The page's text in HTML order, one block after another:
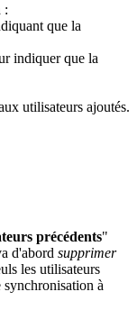
:
que la
indiquer que la
utilisateurs ajoutés.
précédents"
d'abord supprimer
les utilisateurs
synchronisation à